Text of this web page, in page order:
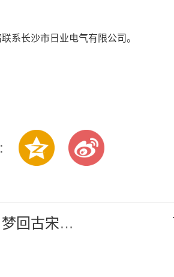
系长沙市日业电气有限公司。
上一篇：梦回古宋|日业电气中秋游园会邀你团圆..